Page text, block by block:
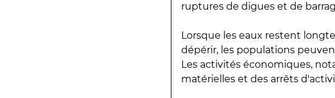
ruptures de digues et de
Lorsque les eaux restent
dépérir, les populations
Les activités économiques,
matérielles et des arrêts